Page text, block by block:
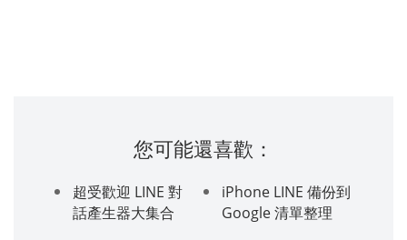
您可能還喜歡：
超受歡迎 LINE 對
話產生器大集合
iPhone LINE 備份到
Google 清單整理